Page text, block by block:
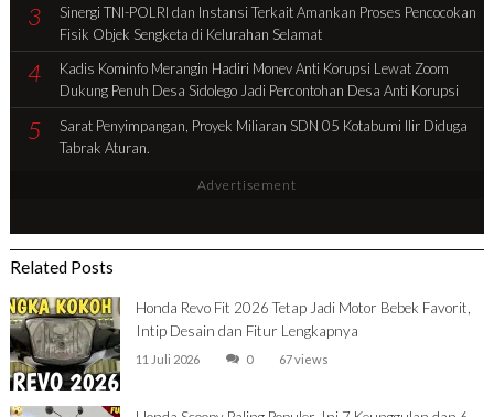
3
Sinergi TNI-POLRI dan Instansi Terkait Amankan Proses Pencocokan
Fisik Objek Sengketa di Kelurahan Selamat
4
Kadis Kominfo Merangin Hadiri Monev Anti Korupsi Lewat Zoom
Dukung Penuh Desa Sidolego Jadi Percontohan Desa Anti Korupsi
5
Sarat Penyimpangan, Proyek Miliaran SDN 05 Kotabumi Ilir Diduga
Tabrak Aturan.
Advertisement
Related Posts
Honda Revo Fit 2026 Tetap Jadi Motor Bebek Favorit,
Intip Desain dan Fitur Lengkapnya
11 Juli 2026 0 67 views